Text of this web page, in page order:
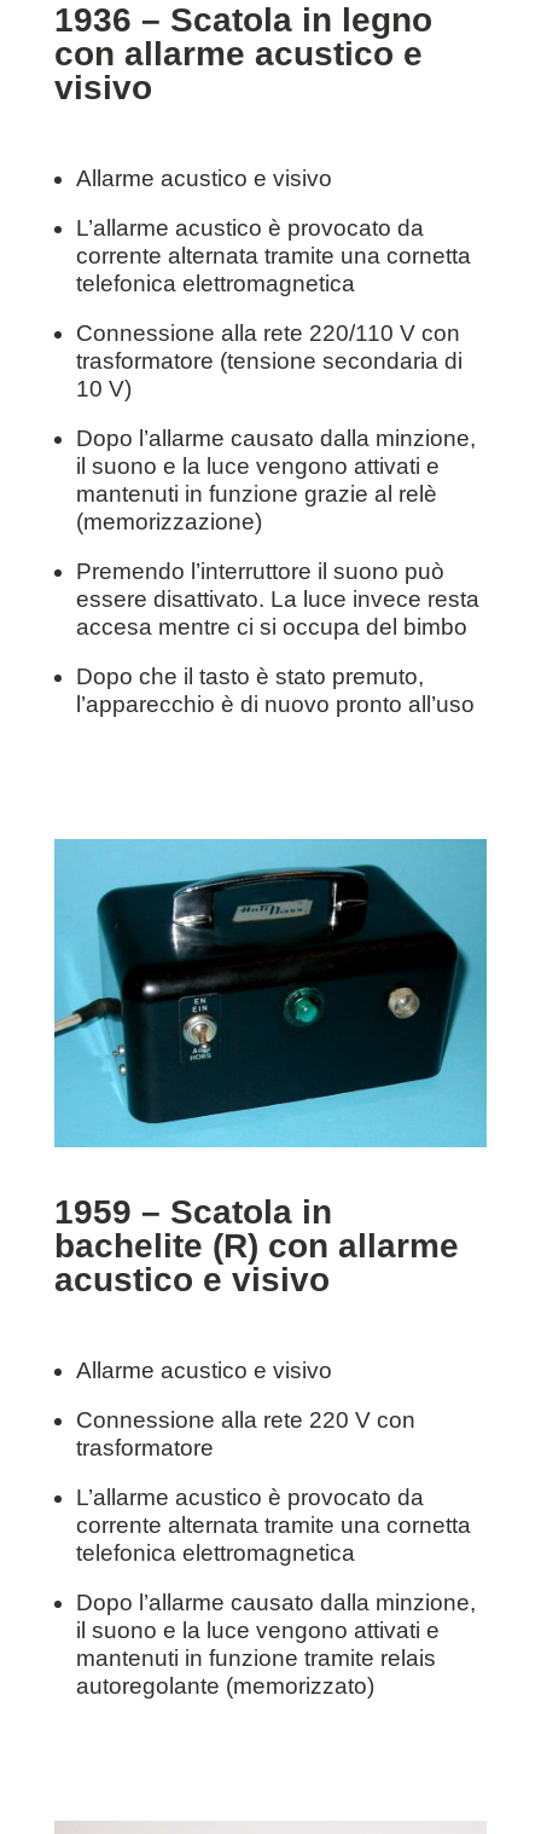
1936 – Scatola in legno
con allarme acustico e
visivo
Allarme acustico e visivo
L’allarme acustico è provocato da
corrente alternata tramite una cornetta
telefonica elettromagnetica
Connessione alla rete 220/110 V con
trasformatore (tensione secondaria di
10 V)
Dopo l’allarme causato dalla minzione,
il suono e la luce vengono attivati e
mantenuti in funzione grazie al relè
(memorizzazione)
Premendo l’interruttore il suono può
essere disattivato. La luce invece resta
accesa mentre ci si occupa del bimbo
Dopo che il tasto è stato premuto,
l’apparecchio è di nuovo pronto all’uso
1959 – Scatola in
bachelite (R) con allarme
acustico e visivo
Allarme acustico e visivo
Connessione alla rete 220 V con
trasformatore
L’allarme acustico è provocato da
corrente alternata tramite una cornetta
telefonica elettromagnetica
Dopo l’allarme causato dalla minzione,
il suono e la luce vengono attivati e
mantenuti in funzione tramite relais
autoregolante (memorizzato)